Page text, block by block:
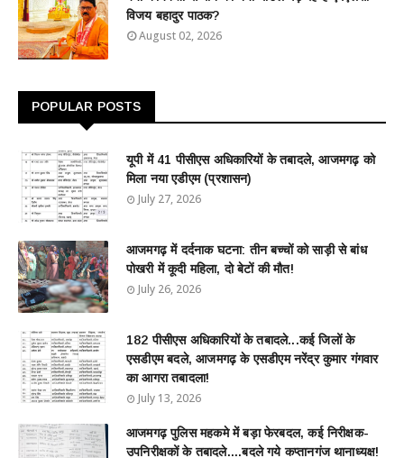
विजय बहादुर पाठक?
August 02, 2026
POPULAR POSTS
यूपी में 41 पीसीएस अधिकारियों के तबादले, आजमगढ़ को
मिला नया एडीएम (प्रशासन)
July 27, 2026
आजमगढ़ में दर्दनाक घटना: तीन बच्चों को साड़ी से बांध
पोखरी में कूदी महिला, दो बेटों की मौत!
July 26, 2026
182 पीसीएस अधिकारियों के तबादले...कई जिलों के
एसडीएम बदले, आजमगढ़ के एसडीएम नरेंद्र कुमार गंगवार
का आगरा तबादला!
July 13, 2026
आजमगढ़ पुलिस महकमे में बड़ा फेरबदल, कई निरीक्षक-
उपनिरीक्षकों के तबादले....बदले गये कप्तानगंज थानाध्यक्ष!